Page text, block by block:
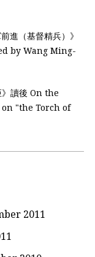
進（基督精兵）》
by Wang Ming-
》讀後 On the
"the Torch of
2011